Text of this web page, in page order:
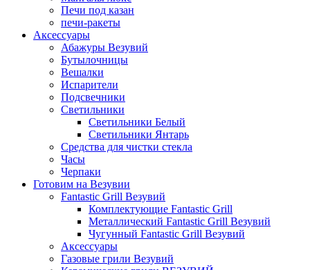
Печи под казан
печи-ракеты
Аксессуары
Абажуры Везувий
Бутылочницы
Вешалки
Испарители
Подсвечники
Светильники
Светильники Белый
Светильники Янтарь
Средства для чистки стекла
Часы
Черпаки
Готовим на Везувии
Fantastic Grill Везувий
Комплектующие Fantastic Grill
Металлический Fantastic Grill Везувий
Чугунный Fantastic Grill Везувий
Аксессуары
Газовые грили Везувий